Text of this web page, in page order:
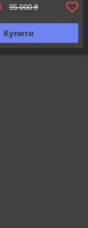
95 000 ₴
Купити